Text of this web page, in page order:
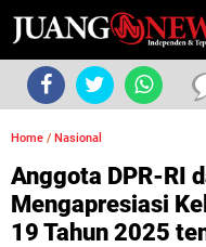
Home / Nasional
Anggota DPR-RI
Mengapresiasi
19 Tahun 2025